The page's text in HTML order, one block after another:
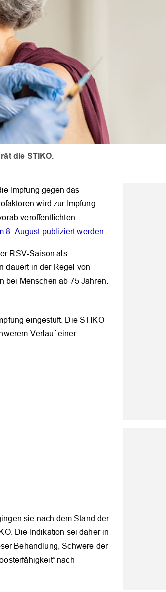
die STIKO.
Impfung gegen das
wird zur Impfung
veröffentlichten
8. August publiziert werden
RSV-Saison als
dauert in der Regel von
bei Menschen ab 75 Jahren.
eingestuft. Die STIKO
Verlauf einer
sie nach dem Stand der
Die Indikation sei daher in
Behandlung, Schwere der
nach